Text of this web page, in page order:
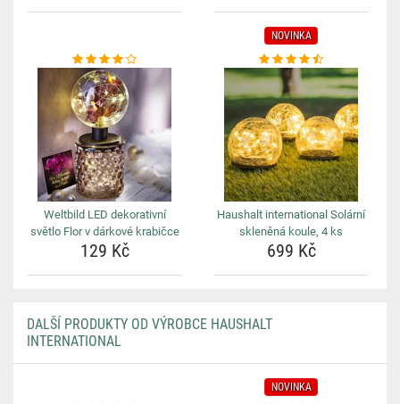
Weltbild LED dekorativní
světlo Flor v dárkové krabičce
129 Kč
NOVINKA
Haushalt international Solární
skleněná koule, 4 ks
699 Kč
DALŠÍ PRODUKTY OD VÝROBCE HAUSHALT
INTERNATIONAL
NOVINKA